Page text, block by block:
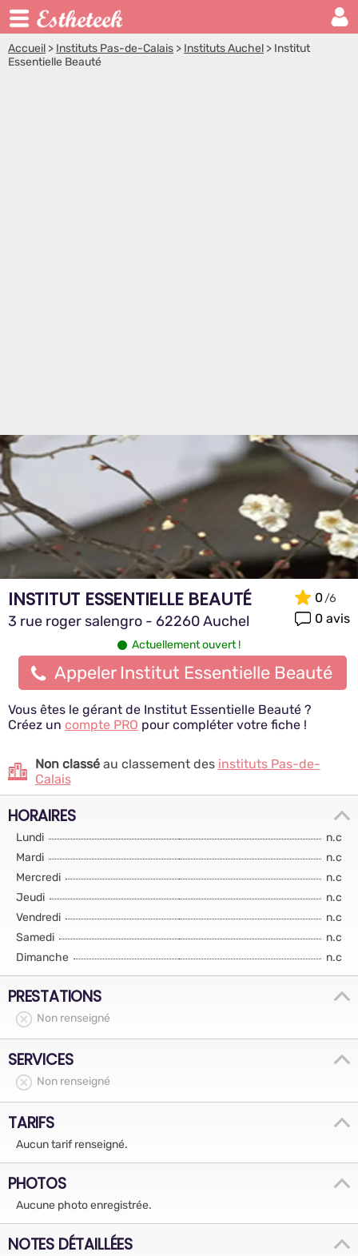
Accueil > Instituts Pas-de-Calais > Instituts Auchel > Institut
Essentielle Beauté
INSTITUT ESSENTIELLE BEAUTÉ
3 rue roger salengro - 62260 Auchel
0
0 avis
Actuellement ouvert !
Appeler Institut Essentielle Beauté
Vous êtes le gérant de Institut Essentielle Beauté ?
Créez un compte PRO pour compléter votre fiche !
Non classéau classement des instituts Pas-de-
Calais
HORAIRES
Lundi
n.c
Mardi
n.c
Mercredi
n.c
Jeudi
n.c
Vendredi
n.c
Samedi
n.c
Dimanche
n.c
PRESTATIONS
Non renseigné
SERVICES
Non renseigné
TARIFS
Aucun tarif renseigné.
PHOTOS
Aucune photo enregistrée.
NOTES DÉTAILLÉES